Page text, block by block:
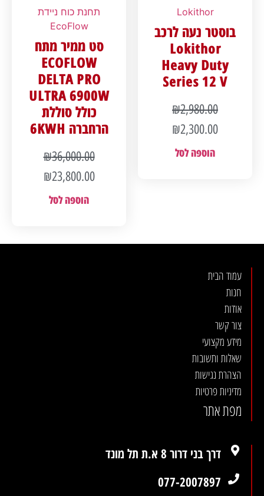
Lokithor
בוסטר נעה לרכב
Lokithor
Heavy Duty
Series 12 V
₪2,980.00
₪2,300.00
הוספה לסל
תחנת כוח ניידת
EcoFlow
סט ממיר מתח
ECOFLOW
DELTA PRO
ULTRA 6900W
כולל סוללת
הרחברה 6KWH
₪36,000.00
₪23,800.00
הוספה לסל
עמוד הבית
חנות
אודות
צור קשר
מידע מקצועי
שאלות ותשובות
הצהרת נגישות
מדיניות פרטיות
מפת אתר
דרך בני דרור 8 א.ת תל מונד
077-2007897